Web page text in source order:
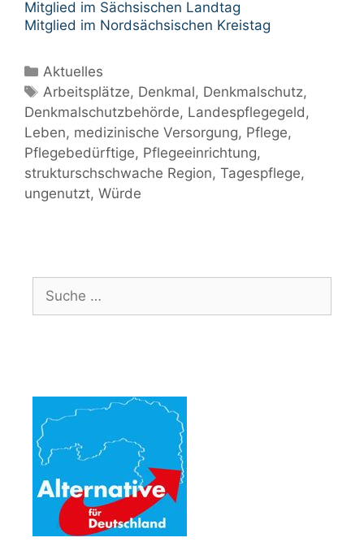
Mitglied im Sächsischen Landtag
Mitglied im Nordsächsischen Kreistag
Kategorien
Aktuelles
Schlagwörter
Arbeitsplätze, Denkmal, Denkmalschutz,
Denkmalschutzbehörde, Landespflegegeld ,
Leben, medizinische Versorgung, Pflege,
Pflegebedürftige, Pflegeeinrichtung,
strukturschschwache Region, Tagespflege,
ungenutzt, Würde
nach: